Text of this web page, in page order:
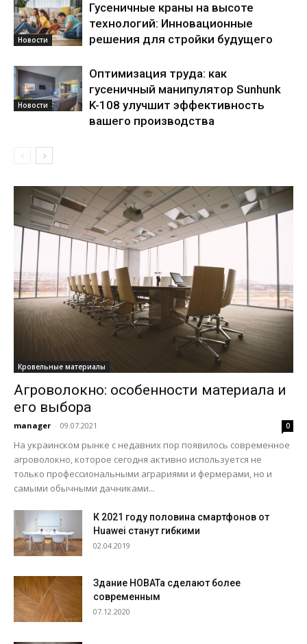
Новости
Гусеничные краны на высоте
технологий: Инновационные
решения для стройки будущего
Новости
Оптимизация труда: как
гусеничный манипулятор Sunhunk
K-108 улучшит эффективность
вашего производства
Кровельные материалы
Агроволокно: особенности материала и
его выбора
manager - 09.07.2021 0
На украинском рынке с недавних пор появилось современное
агроволокно, которое сегодня активно используется не
только профессиональными аграриями и фермерами, но и
самыми обычными дачниками...
К 2021 году половина смартфонов от
Huawei станут гибкими
02.04.2019
Здание НОВАТа сделают более
современным
07.12.2020